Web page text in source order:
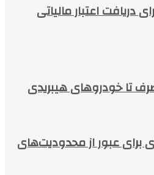
دریافت اعتبار مالیاتی
تا خودروهای هیبریدی
برای عبور از محدودیت‌های